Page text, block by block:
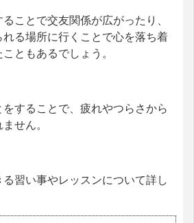
ことで交友関係が広がったり、
る場所に行くことで心を落ち着
ともあるでしょう。
することで、疲れやつらさから
せん。
習い事やレッスンについて詳し